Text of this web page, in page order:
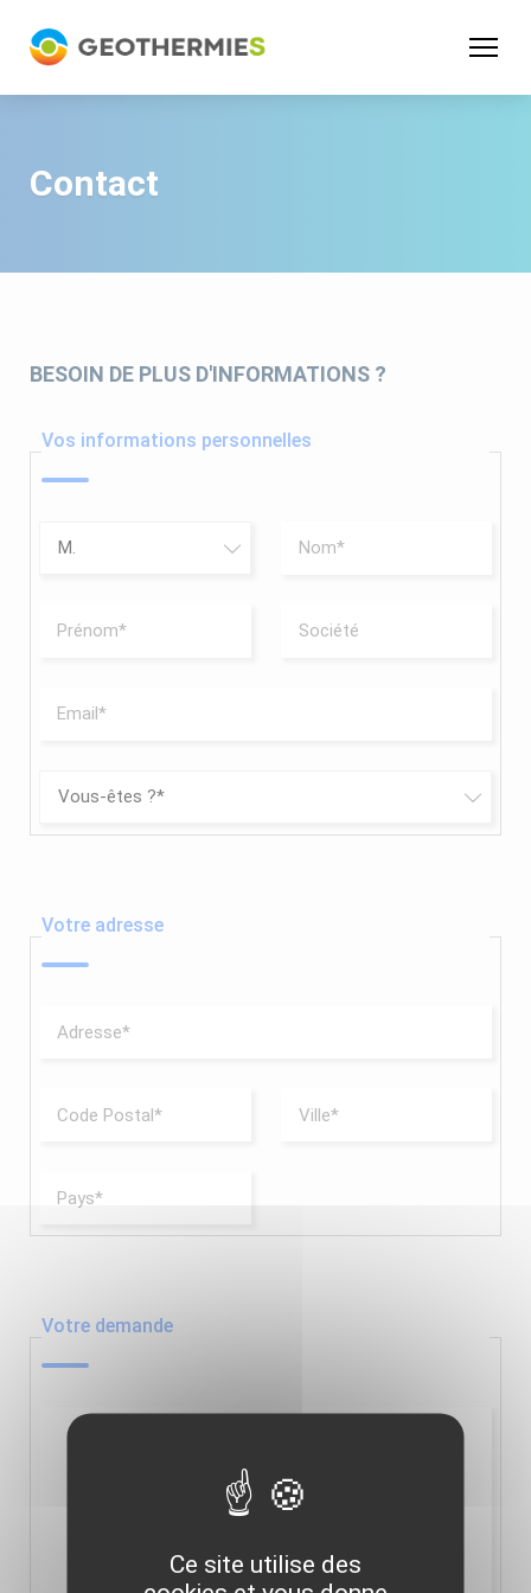
Contact
BESOIN DE PLUS D'INFORMATIONS ?
Vos informations personnelles
Votre adresse
Votre demande
Ce site utilise des